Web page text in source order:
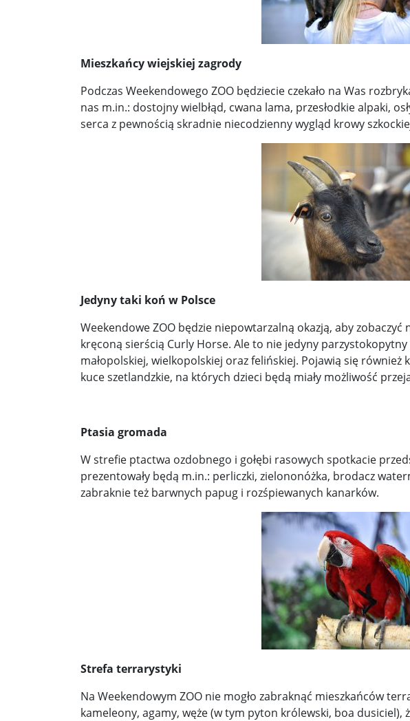
Démarche podczas przemówienia Walentyny Matwijenko ... 100
„Złamane tabu”. Wobec Izraela padły oskarżenia o l ... Potężne
10 najsilniejszych, odnotowanych trzęsień ziemi. M ...
Bronisław Komorowski: Wypowiedź Szymona Hołowni o ... Znów
Wiceszef MSWiA Czesław Mroczek o podpaleniach w Wa ...
Mieszkańcy wiejskiej zagrody
Podczas Weekendowego ZOO będziecie czekało na Was
nas m.in.: dostojny wielbłąd, cwana lama, przesłodkie alpaki,
serca z pewnością skradnie niecodzienny wygląd krowy
Jedyny taki koń w Polsce
Weekendowe ZOO będzie niepowtarzalną okazją, aby zobaczyć
kręconą sierścią Curly Horse. Ale to nie jedyny
małopolskiej, wielkopolskiej oraz felińskiej. Pojawią się
kuce szetlandzkie, na których dzieci będą miały możliwość
Ptasia gromada
W strefie ptactwa ozdobnego i gołębi rasowych spotkacie
prezentowały będą m.in.: perliczki, zielononóżka, brodacz
zabraknie też barwnych papug i rozśpiewanych kanarków.
Strefa terrarystyki
Na Weekendowym ZOO nie mogło zabraknąć mieszkańców
kameleony, agamy, węże (w tym pyton królewski, boa dusiciel),